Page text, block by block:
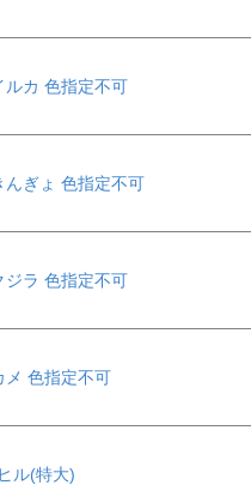
ルカ 色指定不可
んぎょ 色指定不可
ジラ 色指定不可
メ 色指定不可
ル(特大)